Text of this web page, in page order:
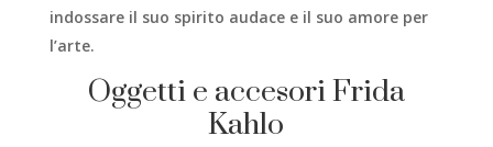
indossare il suo spirito audace e il suo amore per
l’arte.
Oggetti e accesori Frida
Kahlo